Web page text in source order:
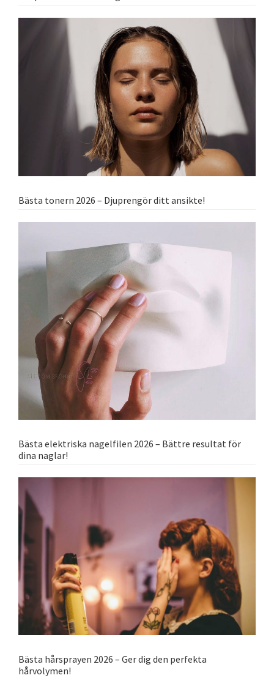
Bästa tonern 2026 – Djuprengör ditt ansikte!
Bästa elektriska nagelfilen 2026 – Bättre resultat för
dina naglar!
Bästa hårsprayen 2026 – Ger dig den perfekta
hårvolymen!